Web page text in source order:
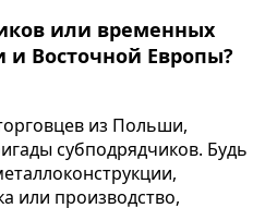
или временных
Восточной Европы?
из Польши,
субподрядчиков. Будь
или производство,